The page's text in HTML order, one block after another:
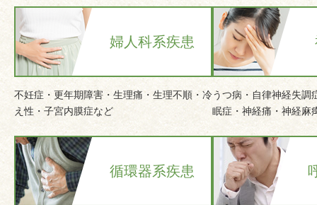
婦人科系疾患
不妊症・更年期障害・生理痛・生理不順・冷
え性・子宮内膜症など
うつ病・自律神経失調
眠症・神経痛・神経麻
循環器系疾患